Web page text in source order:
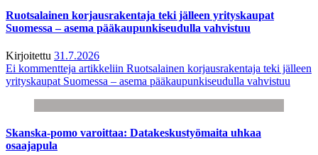
Ruotsalainen korjausrakentaja teki jälleen yrityskaupat
Suomessa – asema pääkaupunkiseudulla vahvistuu
Kirjoitettu 31.7.2026
Ei kommentteja artikkeliin Ruotsalainen korjausrakentaja teki jälleen
yrityskaupat Suomessa – asema pääkaupunkiseudulla vahvistuu
Skanska-pomo varoittaa: Datakeskustyömaita uhkaa
osaajapula